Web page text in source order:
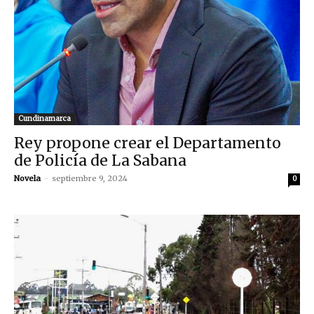
Cundinamarca
Rey propone crear el Departamento
de Policía de La Sabana
Novela - septiembre 9, 2024 0